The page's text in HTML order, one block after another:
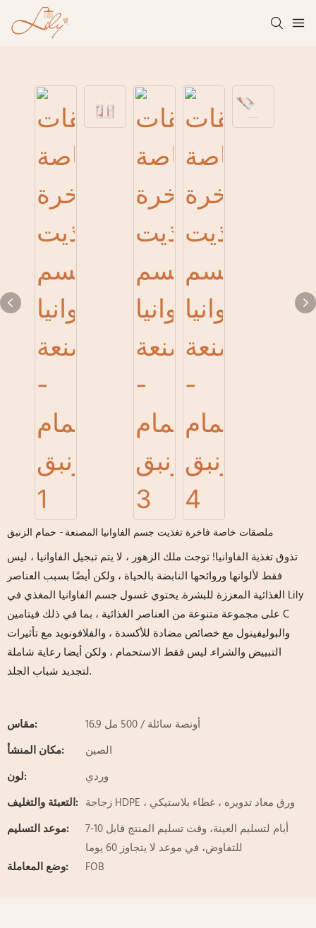
ملصقات خاصة فاخرة تغذيت جسم الفاوانيا المصنعة - حمام الزنبق
تذوق تغذية الفاوانيا! توجت ملك الزهور ، لا يتم تبجيل الفاوانيا ، ليس
فقط لألوانها وروائحها النابضة بالحياة ، ولكن أيضًا بسبب العناصر
الغذائية المعززة للبشرة. يحتوي غسول جسم الفاوانيا المغذي في Lily
على مجموعة متنوعة من العناصر الغذائية ، بما في ذلك فيتامين C
والبوليفينول مع خصائص مضادة للأكسدة ، والفلافونويد مع تأثيرات
التبييض والشراء. ليس فقط الاستحمام ، ولكن أيضا رعاية شاملة
لتجديد شباب الجلد.
مقاس:
16.9 أونصة سائلة / 500 مل
مكان المنشأ:
الصين
لون:
وردي
التعبئة والتغليف:
زجاجة HDPE ، ورق معاد تدويره ، غطاء بلاستيكي
موعد التسليم:
7-10 أيام لتسليم العينة، وقت تسليم المنتج قابل
للتفاوض، في موعد لا يتجاوز 60 يوما
وضع المعاملة:
FOB